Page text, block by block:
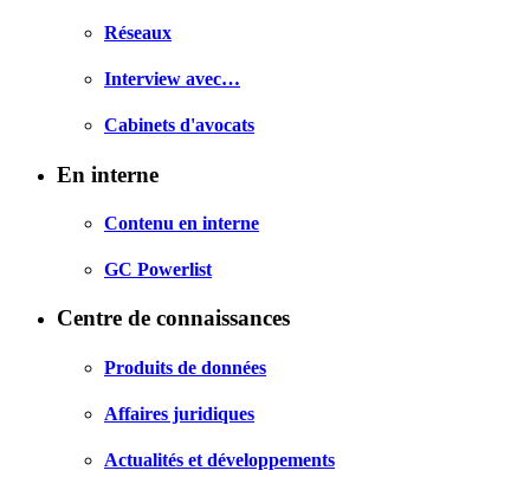
Réseaux
Interview avec…
Cabinets d'avocats
En interne
Contenu en interne
GC Powerlist
Centre de connaissances
Produits de données
Affaires juridiques
Actualités et développements